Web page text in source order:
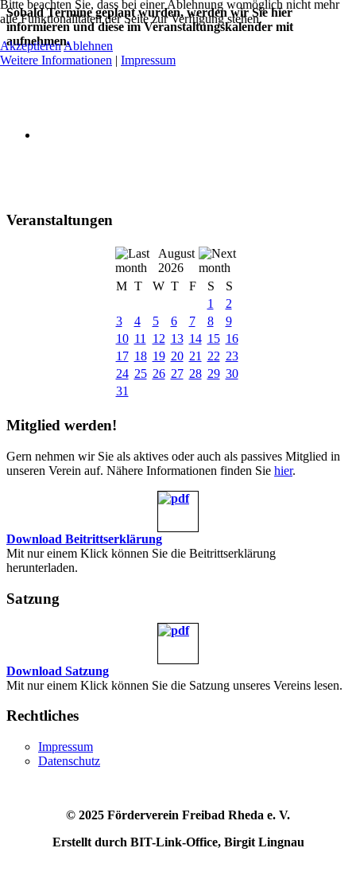
Sobald Termine geplant wurden, werden wir Sie hier
informieren und diese im Veranstaltungskalender mit
aufnehmen.
Veranstaltungen
August
2026
M T W T F S
S
1
2
3
4 5 6 7 8
9
10 11 12 13 14 15 16
17 18 19 20 21 22 23
24 25 26 27 28 29 30
31
Mitglied werden!
Gern nehmen wir Sie als aktives oder auch als passives Mitglied in
unseren Verein auf. Nähere Informationen finden Sie hier.
Download Beitrittserklärung
Mit nur einem Klick können Sie die Beitrittserklärung
herunterladen.
Satzung
Download Satzung
Mit nur einem Klick können Sie die Satzung unseres Vereins lesen.
Rechtliches
Impressum
Datenschutz
© 2025 Förderverein Freibad Rheda e. V.
Erstellt durch BIT-Link-Office, Birgit Lingnau
Bitte beachten Sie, dass bei einer Ablehnung womöglich nicht mehr
alle Funktionalitäten der Seite zur Verfügung stehen.
AkzeptierenAblehnen
Weitere Informationen | Impressum